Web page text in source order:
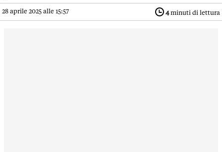
28 aprile 2025 alle 15:57 4minuti di lettura